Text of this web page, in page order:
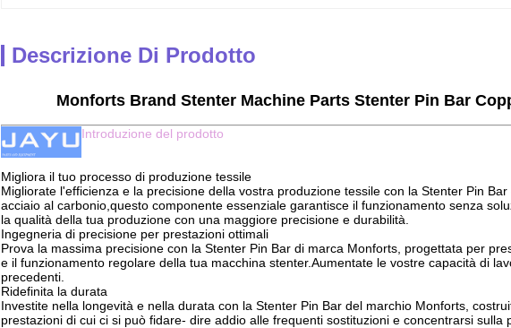
Descrizione Di Prodotto
Monforts Brand Stenter Machine Parts Stenter Pin Bar
Introduzione del prodotto
Migliora il tuo processo di produzione tessile
Migliorate l'efficienza e la precisione della vostra produzione tessile con la Stenter Pin
acciaio al carbonio,questo componente essenziale garantisce il funzionamento senza
la qualità della tua produzione con una maggiore precisione e durabilità.
Ingegneria di precisione per prestazioni ottimali
Prova la massima precisione con la Stenter Pin Bar di marca Monforts, progettata per
e il funzionamento regolare della tua macchina stenter.Aumentate le vostre capacità di
precedenti.
Ridefinita la durata
Investite nella longevità e nella durata con la Stenter Pin Bar del marchio Monforts,
prestazioni di cui ci si può fidare- dire addio alle frequenti sostituzioni e concentrarsi sulla